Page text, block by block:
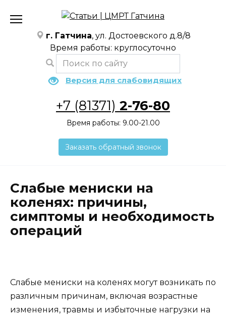
содержанию
г. Гатчина, ул. Достоевского д.8/8
Время работы: круглосуточно
Версия для слабовидящих
+7 (81371) 2-76-80
Время работы: 9.00-21.00
Заказать обратный звонок
Слабые мениски на
коленях: причины,
симптомы и необходимость
операций
Слабые мениски на коленях могут возникать по
различным причинам, включая возрастные
изменения, травмы и избыточные нагрузки на